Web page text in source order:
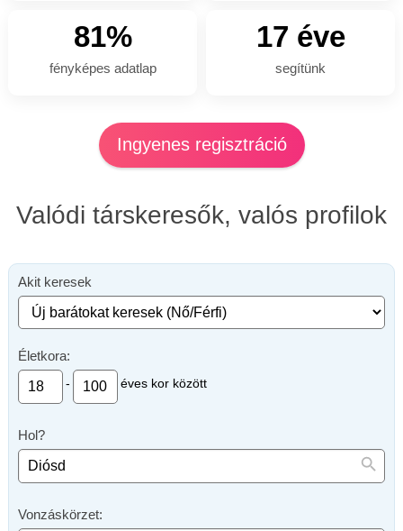
81%
fényképes adatlap
17 éve
segítünk
Ingyenes regisztráció
Valódi társkeresők, valós profilok
Akit keresek
Életkora:
- éves kor között
Hol?
Vonzáskörzet: